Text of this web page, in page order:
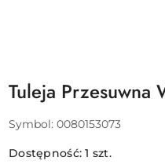
Tuleja Przesuwna
Symbol: 0080153073
Dostępność:1 szt.